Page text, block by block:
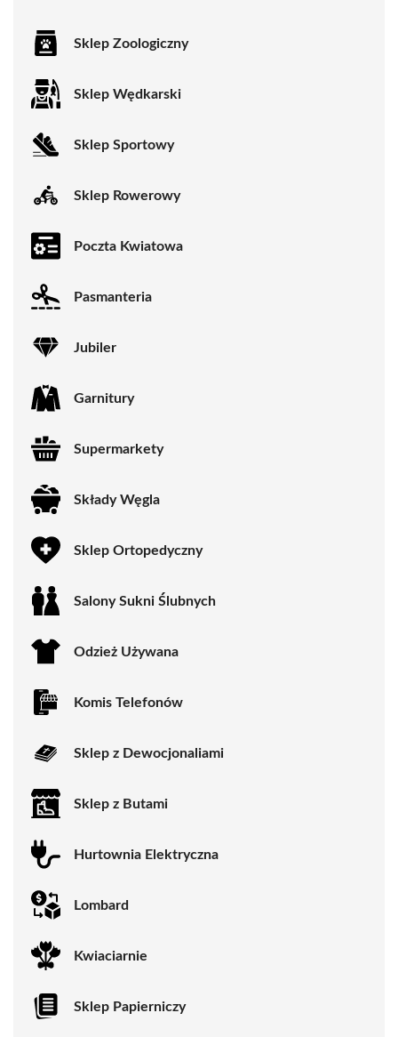
Sklep Zoologiczny
Sklep Wędkarski
Sklep Sportowy
Sklep Rowerowy
Poczta Kwiatowa
Pasmanteria
Jubiler
Garnitury
Supermarkety
Składy Węgla
Sklep Ortopedyczny
Salony Sukni Ślubnych
Odzież Używana
Komis Telefonów
Sklep z Dewocjonaliami
Sklep z Butami
Hurtownia Elektryczna
Lombard
Kwiaciarnie
Sklep Papierniczy